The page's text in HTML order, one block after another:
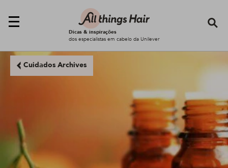
Dicas & inspirações
dos especialistas em cabelo da Unilever
Cuidados Archives